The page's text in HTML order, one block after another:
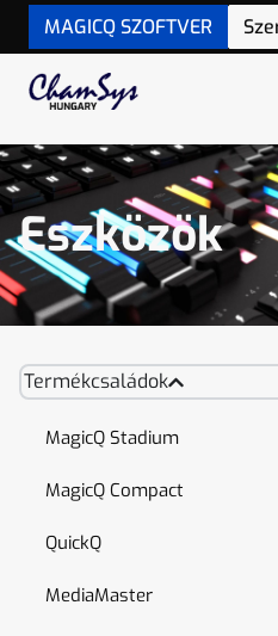
MAGICQ SZOFTVER
Eszközök
Termékcsaládok
MagicQ Stadium
MagicQ Compact
QuickQ
MediaMaster